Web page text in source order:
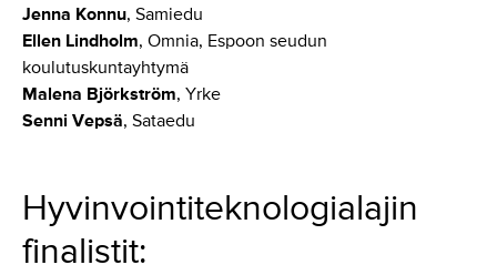
Jenna Konnu, Samiedu
Ellen Lindholm, Omnia, Espoon seudun
koulutuskuntayhtymä
Malena Björkström, Yrke
Senni Vepsä, Sataedu
Hyvinvointiteknologialajin
finalistit: